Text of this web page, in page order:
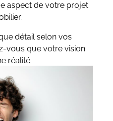
aspect de votre projet
détail selon vos
vous que votre vision
réalité.